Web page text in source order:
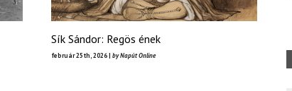
Sík Sándor: Regös ének
február 25th, 2026 | by Napút Online